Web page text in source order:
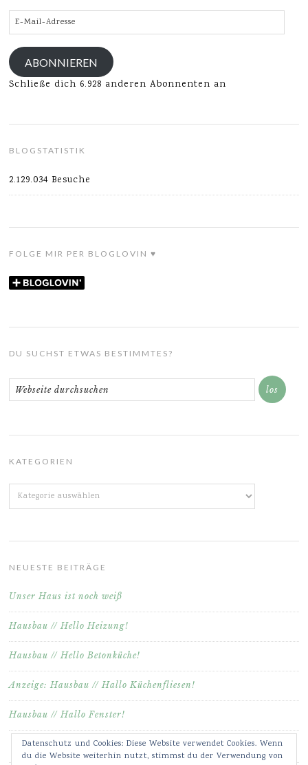
E-
Mail-
Adresse
ABONNIEREN
Schließe dich 6.928 anderen Abonnenten an
BLOGSTATISTIK
2.129.034 Besuche
FOLGE MIR PER BLOGLOVIN ♥
DU SUCHST ETWAS BESTIMMTES?
KATEGORIEN
Kategorien
NEUESTE BEITRÄGE
Unser Haus ist noch weiß
Hausbau // Hello Heizung!
Hausbau // Hello Betonküche!
Anzeige: Hausbau // Hallo Küchenfliesen!
Hausbau // Hallo Fenster!
Datenschutz und Cookies: Diese Website verwendet Cookies. Wenn
du die Website weiterhin nutzt, stimmst du der Verwendung von